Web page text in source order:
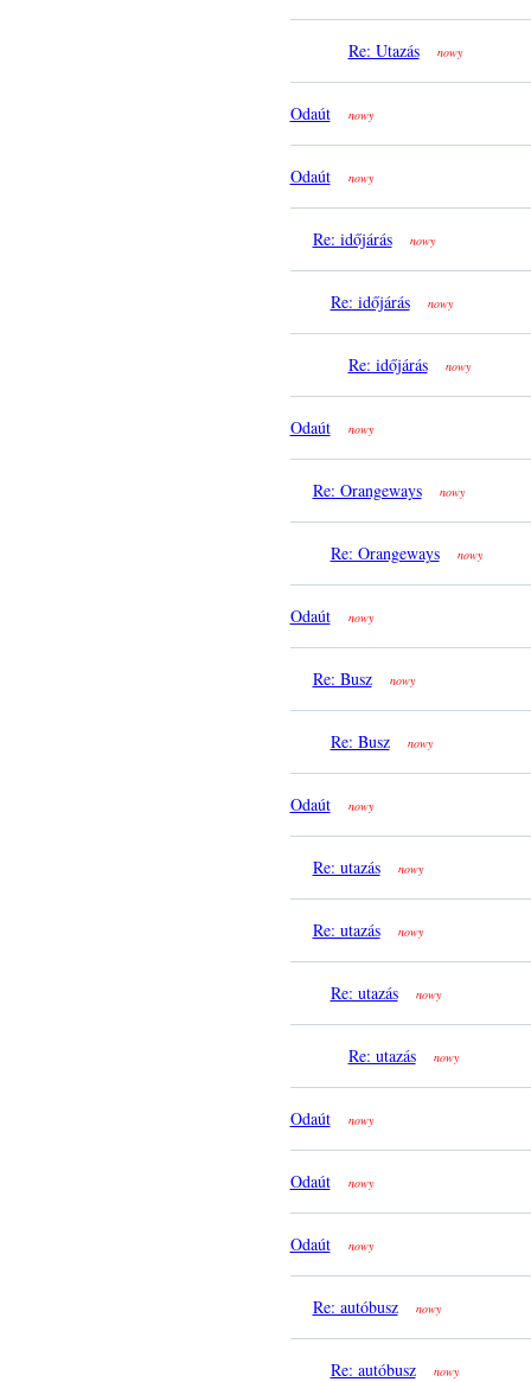
Re: Utazás nowy
Odaút nowy
Odaút nowy
Re: időjárás nowy
Re: időjárás nowy
Re: időjárás nowy
Odaút nowy
Re: Orangeways nowy
Re: Orangeways nowy
Odaút nowy
Re: Busz nowy
Re: Busz nowy
Odaút nowy
Re: utazás nowy
Re: utazás nowy
Re: utazás nowy
Re: utazás nowy
Odaút nowy
Odaút nowy
Odaút nowy
Re: autóbusz nowy
Re: autóbusz nowy